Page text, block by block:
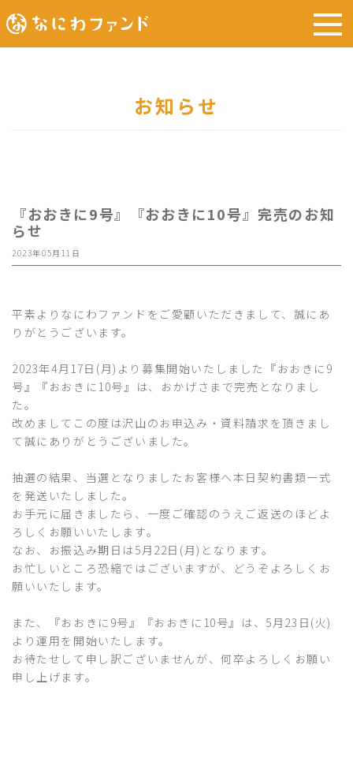
お知らせ
『おおきに9号』『おおきに10号』完売のお知
らせ
2023年05月11日
平素よりなにわファンドをご愛顧いただきまして、誠にあ
りがとうございます。
2023年4月17日(月)より募集開始いたしました『おおきに9
号』『おおきに10号』は、おかげさまで完売となりまし
た。
改めましてこの度は沢山のお申込み・資料請求を頂きまし
て誠にありがとうございました。
抽選の結果、当選となりましたお客様へ本日契約書類一式
を発送いたしました。
お手元に届きましたら、一度ご確認のうえご返送のほどよ
ろしくお願いいたします。
なお、お振込み期日は5月22日(月)となります。
お忙しいところ恐縮ではございますが、どうぞよろしくお
願いいたします。
また、『おおきに9号』『おおきに10号』は、5月23日(火)
より運用を開始いたします。
お待たせして申し訳ございませんが、何卒よろしくお願い
申し上げます。